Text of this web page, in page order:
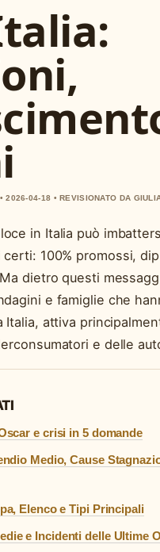
2026-04-18 • REVISIONATO DA
in Italia può
100% promossi,
dietro questi
e famiglie che
Italia, attiva
e delle
e crisi in 5 domande
Medio, Cause
Elenco e Tipi Principali
e Incidenti delle Ultime